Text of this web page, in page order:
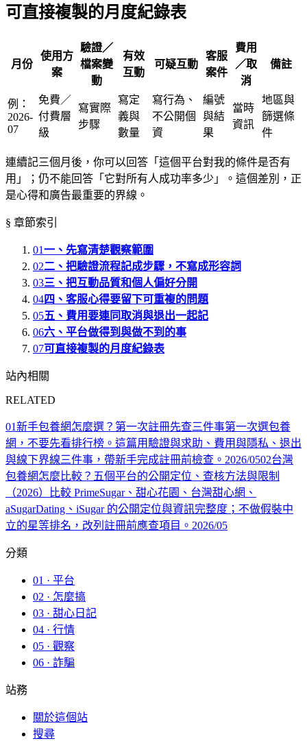
可直接複製的月度紀錄表
月份
使用方
案
驗證／
檔案變
動
有效
互動
可疑互動
客服
案件
費用
／取
消
備註
例：
2026-
07
免費／
付費層
級
寫實際
步驟
寫定
義與
數量
寫行為、
不公開個
資
編號
與結
果
當時
資訊
地區與
篩選條
件
連續記三個月後，你可以回答「這個平台對我的條件是否有
用」；仍不能回答「它對所有人成功率多少」。這個差別，正
是心得和廣告最重要的界線。
§ 章節索引
01一、先寫清楚觀察範圍
02二、把驗證流程記成步驟，不寫成形容詞
03三、把互動品質和個人偏好分開
04四、客服心得要留下可重複的問題
05五、費用要連同取消與退出一起記
06六、平台做得到與做不到的事
07可直接複製的月度紀錄表
站內相關
RELATED
01新手包養網怎麼選？第一次註冊先查三件事第一次選包養
網，不要先看排行榜。這篇用驗證與求助、費用與隱私、退出
與線下界線三件事，帶新手完成註冊前檢查。 2026/0502台灣
包養網怎麼比較？五個平台的公開定位、查核方法與限制
（2026）
比較 PrimeSugar、甜心花園、台灣甜心網、
aSugarDating、iSugar 的公開定位與資訊完整度；不做假裝中
立的星等排名，改列註冊前應查項目。 2026/05
分類
01 · 平台
02 · 怎麼搞
03 · 甜心日記
04 · 行情
05 · 觀察
06 · 詐騙
站務
關於這個站
搜尋